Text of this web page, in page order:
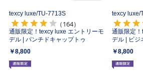
texcy luxe/TU-7713S
（164）
通販限定！texcy luxe エントリーモ
デル | パンチドキャップトゥ
￥8,800
texcy luxe/
通販限定
デル | ビジ
￥8,800